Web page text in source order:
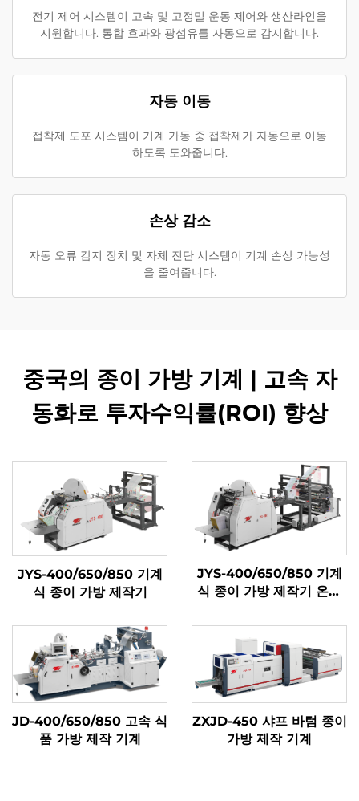
전기 제어 시스템이 고속 및 고정밀 운동 제어와 생산라인을
지원합니다. 통합 효과와 광섬유를 자동으로 감지합니다.
자동 이동
접착제 도포 시스템이 기계 가동 중 접착제가 자동으로 이동
하도록 도와줍니다.
손상 감소
자동 오류 감지 장치 및 자체 진단 시스템이 기계 손상 가능성
을 줄여줍니다.
중국의 종이 가방 기계 | 고속 자
동화로 투자수익률(ROI) 향상
JYS-400/650/850 기계
식 종이 가방 제작기
JYS-400/650/850 기계
식 종이 가방 제작기 온라
JD-400/650/850 고속 식
품 가방 제작 기계
ZXJD-450 샤프 바텀 종이
가방 제작 기계